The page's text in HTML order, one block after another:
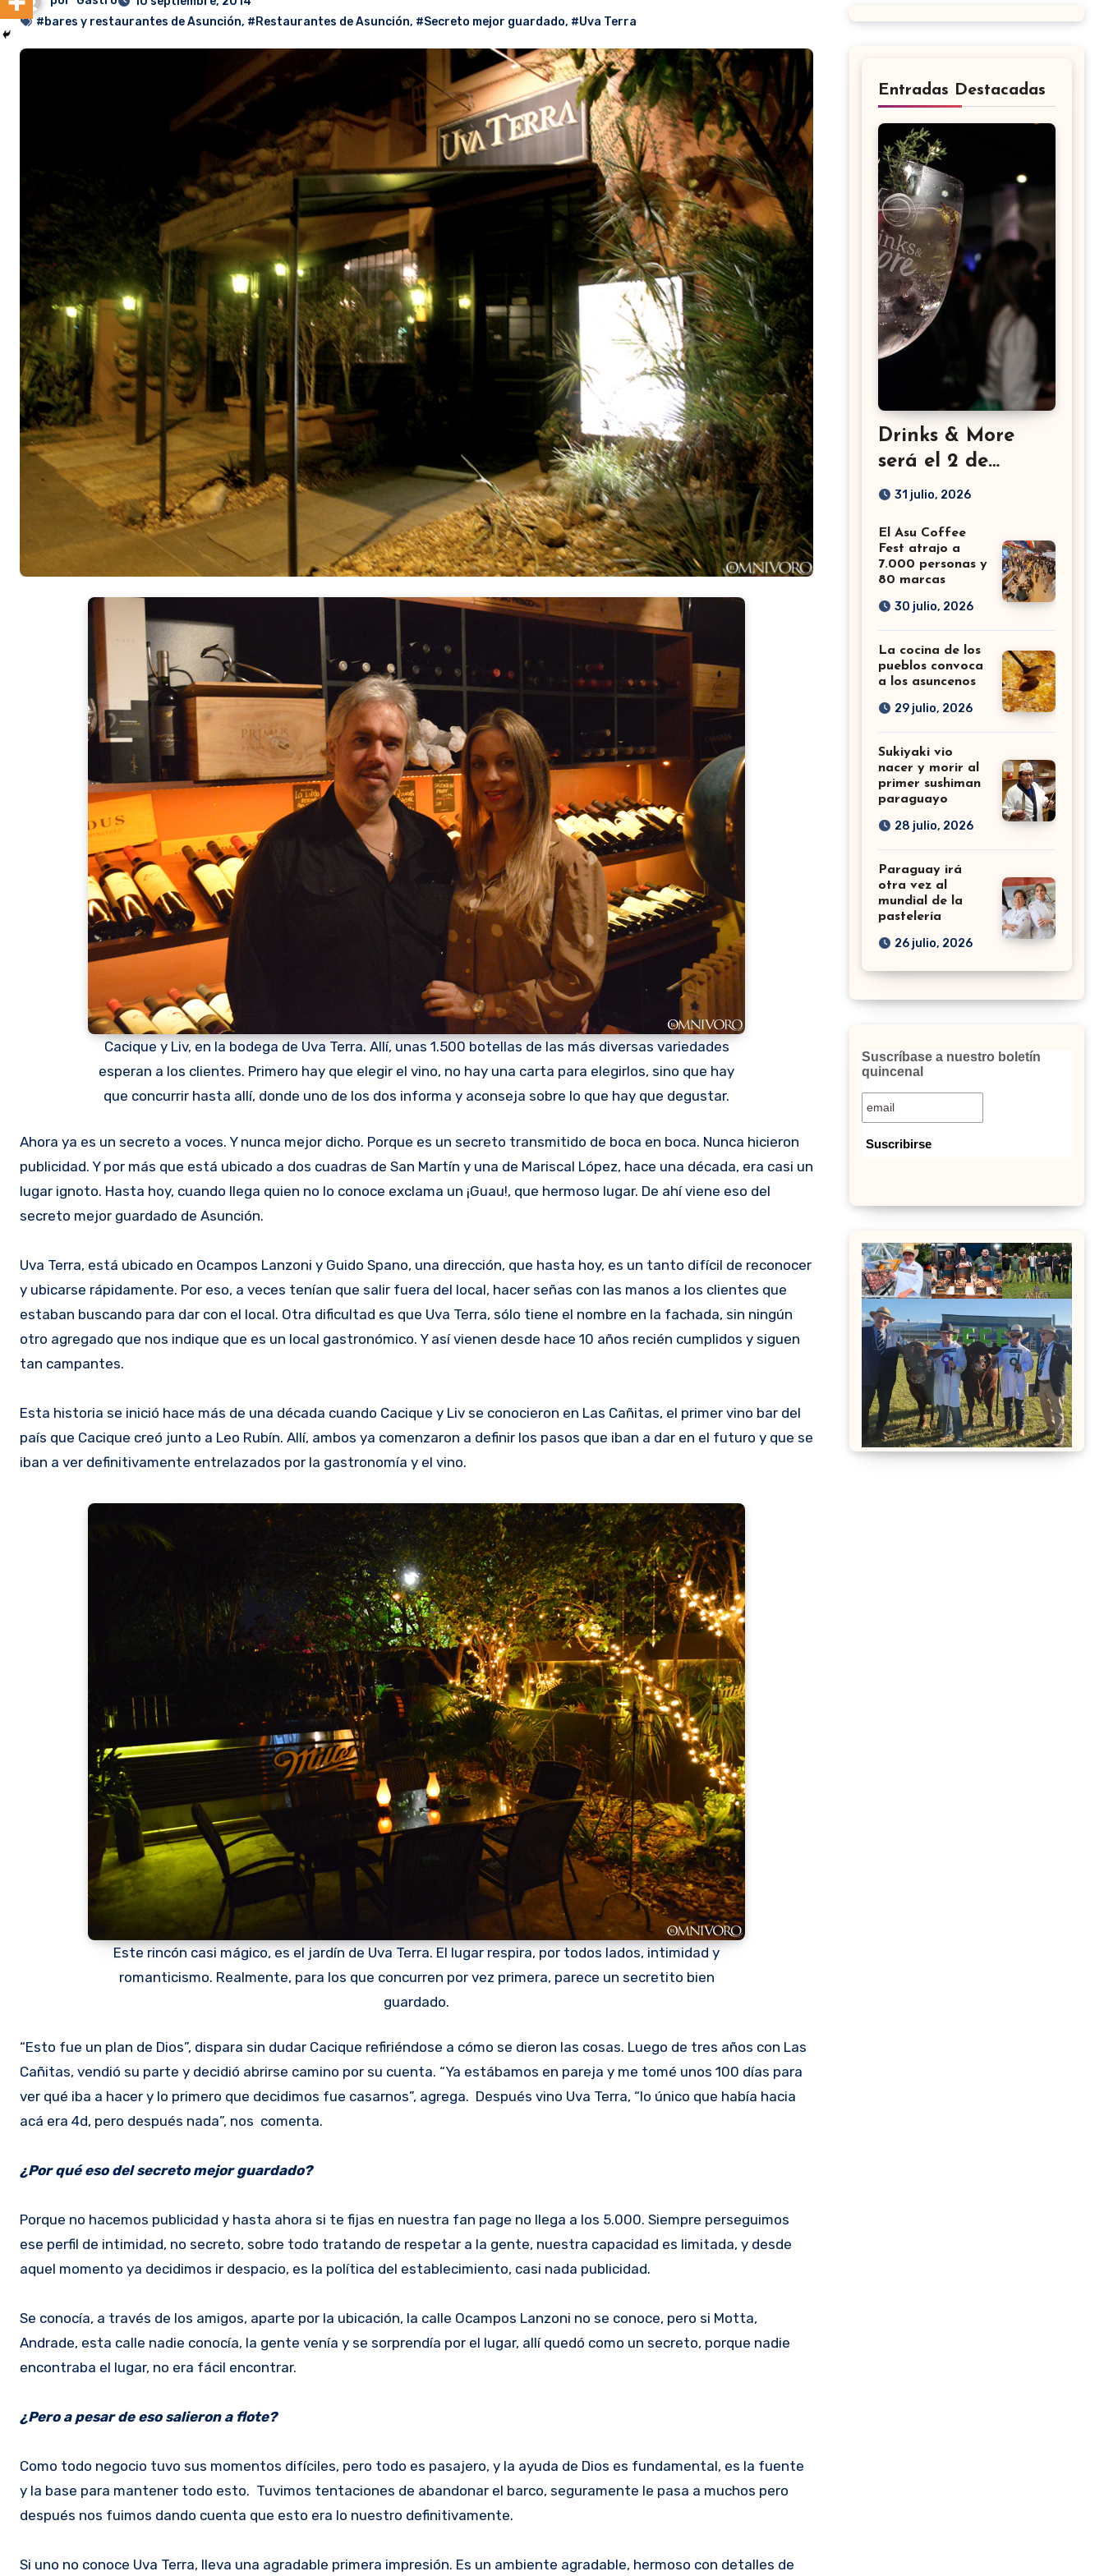
#bares y restaurantes de Asunción, #Restaurantes de Asunción, #Secreto mejor guardado, #Uva Terra
Cacique y Liv, en la bodega de Uva Terra. Allí, unas 1.500 botellas de las más diversas variedades
esperan a los clientes. Primero hay que elegir el vino, no hay una carta para elegirlos, sino que hay
que concurrir hasta allí, donde uno de los dos informa y aconseja sobre lo que hay que degustar.
Ahora ya es un secreto a voces. Y nunca mejor dicho. Porque es un secreto transmitido de boca en boca. Nunca hicieron
publicidad. Y por más que está ubicado a dos cuadras de San Martín y una de Mariscal López, hace una década, era casi un
lugar ignoto. Hasta hoy, cuando llega quien no lo conoce exclama un ¡Guau!, que hermoso lugar. De ahí viene eso del
secreto mejor guardado de Asunción.
Uva Terra, está ubicado en Ocampos Lanzoni y Guido Spano, una dirección, que hasta hoy, es un tanto difícil de reconocer
y ubicarse rápidamente. Por eso, a veces tenían que salir fuera del local, hacer señas con las manos a los clientes que
estaban buscando para dar con el local. Otra dificultad es que Uva Terra, sólo tiene el nombre en la fachada, sin ningún
otro agregado que nos indique que es un local gastronómico. Y así vienen desde hace 10 años recién cumplidos y siguen
tan campantes.
Esta historia se inició hace más de una década cuando Cacique y Liv se conocieron en Las Cañitas, el primer vino bar del
país que Cacique creó junto a Leo Rubín. Allí, ambos ya comenzaron a definir los pasos que iban a dar en el futuro y que se
iban a ver definitivamente entrelazados por la gastronomía y el vino.
Este rincón casi mágico, es el jardín de Uva Terra. El lugar respira, por todos lados, intimidad y
romanticismo. Realmente, para los que concurren por vez primera, parece un secretito bien
guardado.
“Esto fue un plan de Dios”, dispara sin dudar Cacique refiriéndose a cómo se dieron las cosas. Luego de tres años con Las
Cañitas, vendió su parte y decidió abrirse camino por su cuenta. “Ya estábamos en pareja y me tomé unos 100 días para
ver qué iba a hacer y lo primero que decidimos fue casarnos”, agrega. Después vino Uva Terra, “lo único que había hacia
acá era 4d, pero después nada”, nos comenta.
¿Por qué eso del secreto mejor guardado?
Porque no hacemos publicidad y hasta ahora si te fijas en nuestra fan page no llega a los 5.000. Siempre perseguimos
ese perfil de intimidad, no secreto, sobre todo tratando de respetar a la gente, nuestra capacidad es limitada, y desde
aquel momento ya decidimos ir despacio, es la política del establecimiento, casi nada publicidad.
Se conocía, a través de los amigos, aparte por la ubicación, la calle Ocampos Lanzoni no se conoce, pero si Motta,
Andrade, esta calle nadie conocía, la gente venía y se sorprendía por el lugar, allí quedó como un secreto, porque nadie
encontraba el lugar, no era fácil encontrar.
¿Pero a pesar de eso salieron a flote?
Como todo negocio tuvo sus momentos difíciles, pero todo es pasajero, y la ayuda de Dios es fundamental, es la fuente
y la base para mantener todo esto. Tuvimos tentaciones de abandonar el barco, seguramente le pasa a muchos pero
después nos fuimos dando cuenta que esto era lo nuestro definitivamente.
Si uno no conoce Uva Terra, lleva una agradable primera impresión. Es un ambiente agradable, hermoso con detalles de
Entradas Destacadas
Drinks & More
será el 2 de
setiembre en el
31 julio, 2026
El Asu Coffee
Fest atrajo a
7.000 personas y
80 marcas
30 julio, 2026
La cocina de los
pueblos convoca
a los asuncenos
29 julio, 2026
Sukiyaki vio
nacer y morir al
primer sushiman
paraguayo
28 julio, 2026
Paraguay irá
otra vez al
mundial de la
pastelería
26 julio, 2026
Suscríbase a nuestro boletín
quincenal